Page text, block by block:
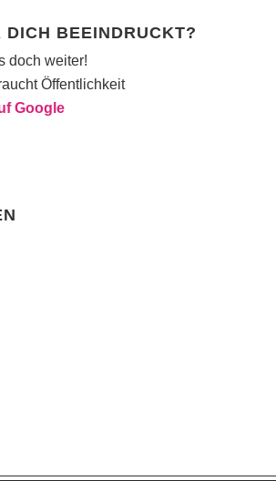
DICH BEEINDRUCKT?
doch weiter!
Öffentlichkeit
Google